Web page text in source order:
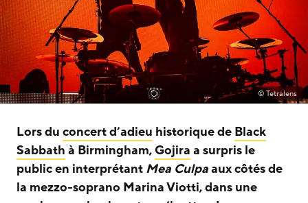
© Tetralens
Lors du concert d’adieu historique de Black
Sabbath à Birmingham,Gojira a surpris le
public en interprétant Mea Culpaaux côtés de
la mezzo-soprano Marina Viotti, dans une